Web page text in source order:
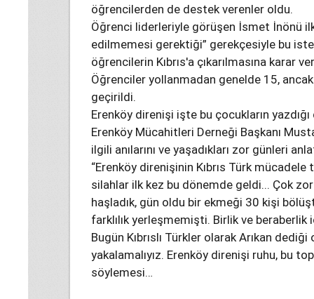
öğrencilerden de destek verenler oldu.
Öğrenci liderleriyle görüşen İsmet İnönü
edilmemesi gerektiği” gerekçesiyle bu
öğrencilerin Kıbrıs'a çıkarılmasına karar
Öğrenciler yollanmadan genelde 15,
geçirildi.
Erenköy direnişi işte bu çocukların yazdığı
Erenköy Mücahitleri Derneği Başkanı
ilgili anılarını ve yaşadıkları zor günleri
“Erenköy direnişinin Kıbrıs Türk
silahlar ilk kez bu dönemde geldi... Çok
haşladık, gün oldu bir ekmeği 30 kişi
farklılık yerleşmemişti. Birlik ve beraberlik
Bugün Kıbrıslı Türkler olarak Arıkan
yakalamalıyız. Erenköy direnişi ruhu, bu
söylemesi…